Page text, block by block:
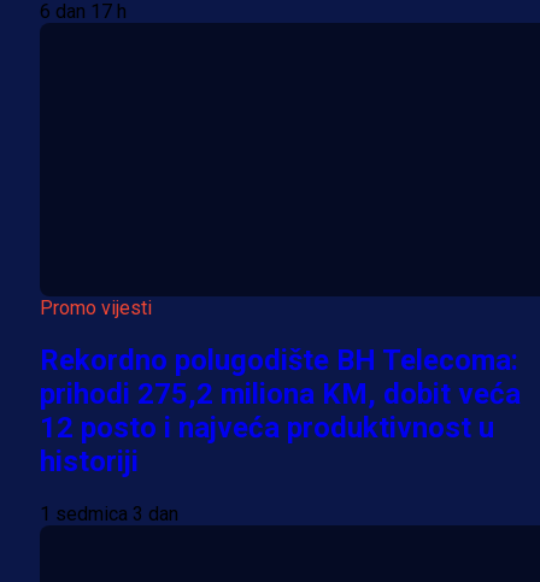
6 dan 17 h
Promo vijesti
Rekordno polugodište BH Telecoma:
prihodi 275,2 miliona KM, dobit veća
12 posto i najveća produktivnost u
historiji
1 sedmica 3 dan